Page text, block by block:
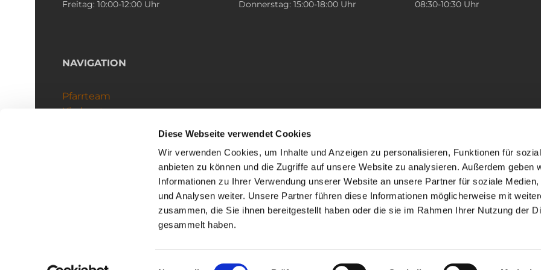
Diese Webseite verwendet Cookies
Wir verwenden Cookies, um Inhalte und Anzeigen zu personalisieren, Funktionen für
anbieten zu können und die Zugriffe auf unsere Website zu analysieren. Außerdem geben
Informationen zu Ihrer Verwendung unserer Website an unsere Partner für soziale Medien,
und Analysen weiter. Unsere Partner führen diese Informationen möglicherweise mit
zusammen, die Sie ihnen bereitgestellt haben oder die sie im Rahmen Ihrer Nutzung der
gesammelt haben.
Einwilligungsauswahl
Freitag: 10:00-12:00 Uhr
Donnerstag: 15:00-18:00 Uhr
08:30-10:30 Uhr
NAVIGATION
Pfarrteam
Kirchenteams
Impressum Datenschutzerklärung ChurchDesk-